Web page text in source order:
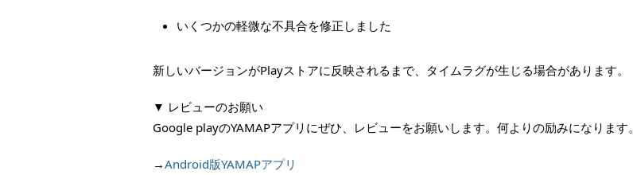
いくつかの軽微な不具合を修正しました
新しいバージョンがPlayストアに反映されるまで、タイムラグが生じる場合があります。
▼ レビューのお願い
Google playのYAMAPアプリにぜひ、レビューをお願いします。何よりの励みになります。
→Android版YAMAPアプリ